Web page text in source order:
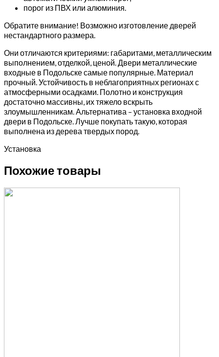
порог из ПВХ или алюминия.
Обратите внимание! Возможно изготовление дверей
нестандартного размера.
Они отличаются критериями: габаритами, металлическим
выполнением, отделкой, ценой. Двери металлические
входные в Подольске самые популярные. Материал
прочный. Устойчивость в неблагоприятных регионах с
атмосферными осадками. Полотно и конструкция
достаточно массивны, их тяжело вскрыть
злоумышленникам. Альтернатива – установка входной
двери в Подольске. Лучше покупать такую, которая
выполнена из дерева твердых пород.
Установка
Похожие товары